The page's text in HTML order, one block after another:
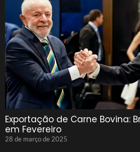
Exportação de Carne Bovina:
em Fevereiro
28 de março de 2025